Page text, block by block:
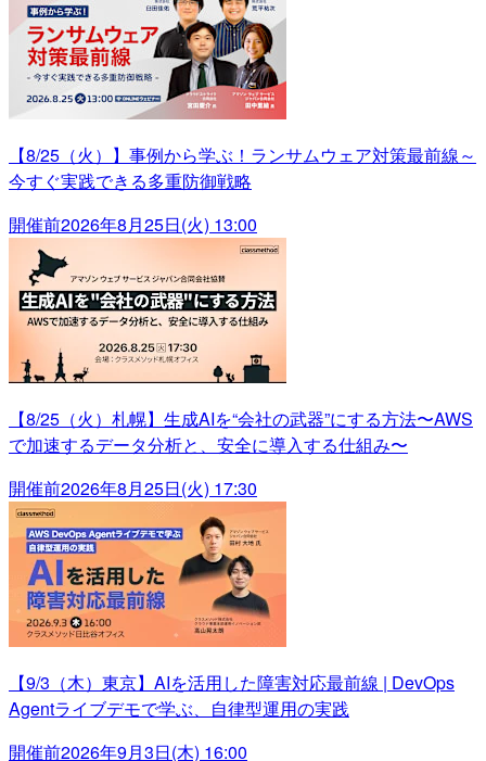
【8/25（火）】事例から学ぶ！ランサムウェア対策最前線～
今すぐ実践できる多重防御戦略
開催前2026年8月25日(火) 13:00
【8/25（火）札幌】生成AIを“会社の武器”にする方法〜AWS
で加速するデータ分析と、安全に導入する仕組み〜
開催前2026年8月25日(火) 17:30
【9/3（木）東京】AIを活用した障害対応最前線 | DevOps
Agentライブデモで学ぶ、自律型運用の実践
開催前2026年9月3日(木) 16:00